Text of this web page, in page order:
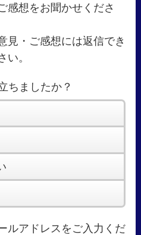
感想をお聞かせくださ
見・ご感想には返信でき
い。
ちましたか？
ルアドレスをご入力くだ